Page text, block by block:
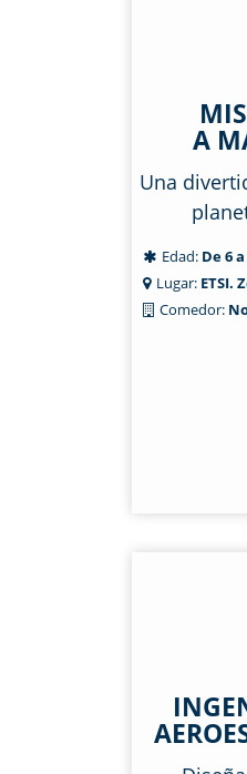
A
Una
Edad: De 6
Lugar: ETSI.
Comedor: